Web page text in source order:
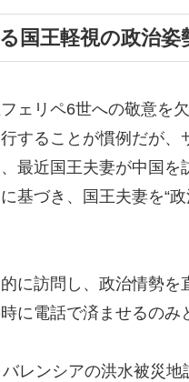
国王軽視の政治姿
ェリペ6世への敬意を
することが慣例だが
最近国王夫妻が中国
基づき、国王夫妻を“
に訪問し、政治情勢
に電話で済ませるのみ
レンシアの洪水被災